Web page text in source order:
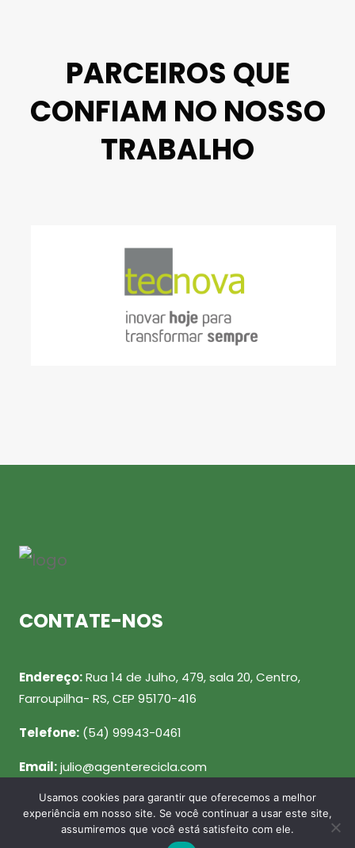
PARCEIROS QUE
CONFIAM NO NOSSO
TRABALHO
CONTATE-NOS
Endereço:Rua 14 de Julho, 479, sala 20, Centro,
Farroupilha- RS, CEP 95170-416
Telefone: (54) 99943-0461
Email:julio@agenterecicla.com
REDES SOCIAIS
Usamos cookies para garantir que oferecemos a melhor
experiência em nosso site. Se você continuar a usar este site,
assumiremos que você está satisfeito com ele.